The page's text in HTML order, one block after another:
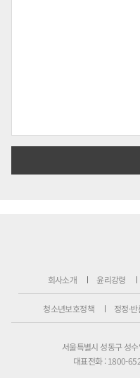
회사소개 윤리강령
청소년보호정책 정정·
서울특별시 성동구 성
대표전화 : 1800-